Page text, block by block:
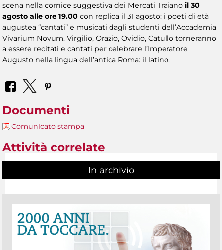
scena nella cornice suggestiva dei Mercati Traiano il 30
agosto alle ore 19.00 con replica il 31 agosto: i poeti di età
augustea “cantati” e musicati dagli studenti dell’Accademia
Vivarium Novum. Virgilio, Orazio, Ovidio, Catullo torneranno
a essere recitati e cantati per celebrare l’Imperatore
Augusto nella lingua dell’antica Roma: il latino.
Documenti
Comunicato stampa
Attività correlate
In archivio